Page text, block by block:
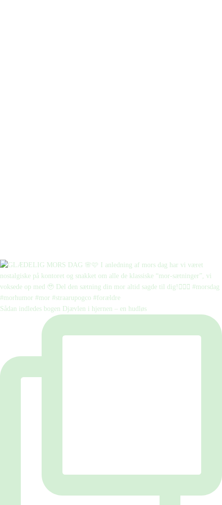
Sådan indledes bogen Djævlen i hjernen – en hudløs